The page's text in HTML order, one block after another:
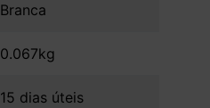
Branca
0.067kg
15 dias úteis